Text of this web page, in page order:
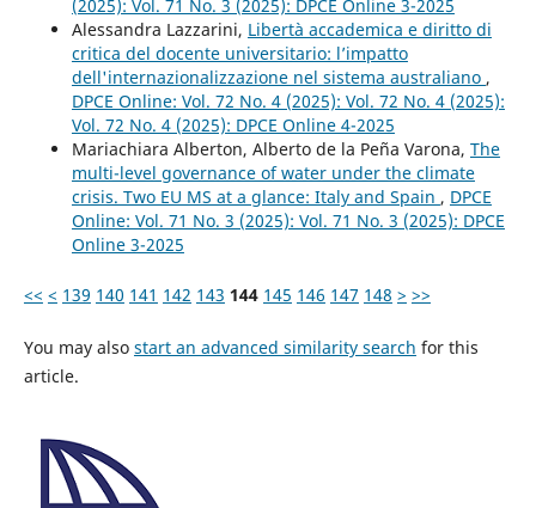
(2025): Vol. 71 No. 3 (2025): DPCE Online 3-2025
Alessandra Lazzarini, Libertà accademica e diritto di
critica del docente universitario: l’impatto
dell'internazionalizzazione nel sistema australiano ,
DPCE Online: Vol. 72 No. 4 (2025): Vol. 72 No. 4 (2025):
Vol. 72 No. 4 (2025): DPCE Online 4-2025
Mariachiara Alberton, Alberto de la Peña Varona, The
multi-level governance of water under the climate
crisis. Two EU MS at a glance: Italy and Spain , DPCE
Online: Vol. 71 No. 3 (2025): Vol. 71 No. 3 (2025): DPCE
Online 3-2025
<< < 139 140 141 142 143 144 145 146 147 148 > >>
You may also start an advanced similarity search for this
article.